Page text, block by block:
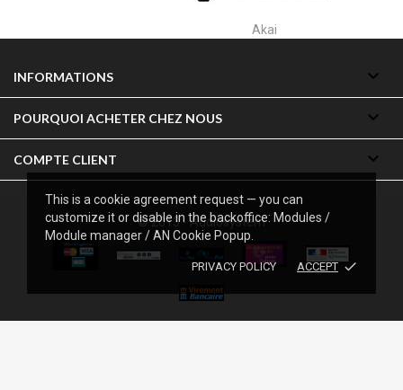
This is a cookie agreement request — you can
customize it or disable in the backoffice: Modules /
Module manager / AN Cookie Popup.
PRIVACY POLICY ACCEPT done
INFORMATIONS 
POURQUOI ACHETER CHEZ NOUS 
COMPTE CLIENT 
© 2013 - Audiosystem